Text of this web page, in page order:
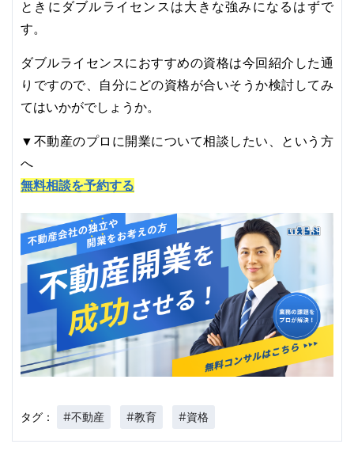
ときにダブルライセンスは大きな強みになるはずで
す。
ダブルライセンスにおすすめの資格は今回紹介した通
りですので、自分にどの資格が合いそうか検討してみ
てはいかがでしょうか。
▼不動産のプロに開業について相談したい、という方
へ
無料相談を予約する
タグ： #不動産 #教育 #資格